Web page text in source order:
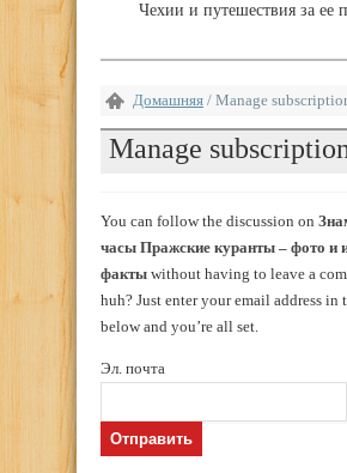
Чехии и путешествия за ее
Домашняя / Manage
Manage
You can follow the discussion on
часы Пражские куранты – фото и
факты without having to leave a
huh? Just enter your email address in
below and you’re all set.
Эл. почта